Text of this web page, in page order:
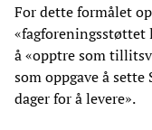
For dette formålet
«fagforeningsstøttet
å «opptre som
som oppgave å sette
dager for å levere».